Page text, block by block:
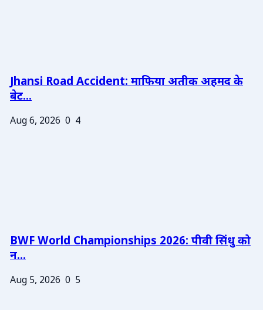
Jhansi Road Accident: माफिया अतीक अहमद के
बेट...
Aug 6, 2026 0 4
BWF World Championships 2026: पीवी सिंधु को
न...
Aug 5, 2026 0 5